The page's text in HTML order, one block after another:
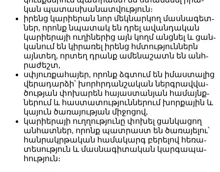
կան պա­տաս­խա­նատ­վութ­յուն։
ի­րենց կա­րիե­րան նոր մեկ­նար­կող մաս­նա­գետ­
ներ, ո­րոնք նպա­տակ են դրել ա­վան­դա­կան
կա­րիե­րա­յի ու­ղի­նե­րից այն կողմ անց­նել և ցան­
կա­նում են կի­րա­ռել ի­րենց հմտութ­յուն­ներն
այն­տեղ, որ­տեղ դրանք ա­մե­նա­շատն են անհ­
րա­ժեշտ,
սփյուռ­քա­հա­յեր, ո­րոնք ձգտում են ի­մաս­տա­լից
վե­րա­դար­ձի՝ խորհր­դան­շա­կան ներգ­րավ­վա­
ծութ­յան փո­խա­րեն հա­յաս­տան­յան հա­մայնք­
նե­րում և հաս­տա­տութ­յուն­նե­րում խոր­քա­յին և
կա­յուն ծա­ռա­յութ­յան մի­ջո­ցով,
կա­րիե­րա­յի ուղ­ղութ­յու­նը փո­խել ցան­կա­ցող
ան­հատ­ներ, ո­րոնք պատ­րաստ են ծա­ռա­յե­լու՝
հան­րակր­թա­կան հա­մա­կարգ բե­րե­լով հե­ռա­
տե­սութ­յուն և մաս­նա­գի­տա­կան կար­գա­պա­
հութ­յուն։